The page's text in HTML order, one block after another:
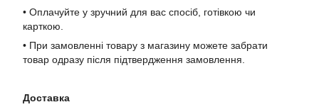
• Оплачуйте у зручний для вас спосіб, готівкою чи
карткою.
• При замовленні товару з магазину можете забрати
товар одразу після підтвердження замовлення.
Доставка